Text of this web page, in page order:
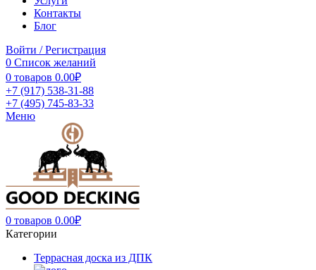
Контакты
Блог
Войти / Регистрация
0 Список желаний
0 товаров 0.00₽
+7 (917) 538-31-88
+7 (495) 745-83-33
Меню
0 товаров 0.00₽
Категории
Террасная доска из ДПК